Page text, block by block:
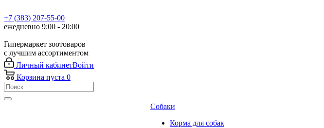
+7 (383) 207-55-00
ежедневно 9:00 - 20:00
Гипермаркет зоотоваров
с лучшим ассортиментом
Личный кабинетВойти
Корзина пуста 0
Собаки
Корма для собак